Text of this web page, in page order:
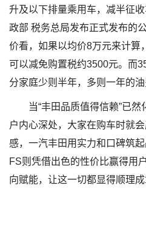
升及以下排量乘用车，减半征
政部 税务总局发布正式发布的
价看，如果以均价8万元来计算
可以减免购置税约3500元。而
分家庭少则半年，多则一年的油
当“丰田品质值得信赖”已
户内心深处，大家在购车时就
感，一汽丰田用实力和口碑筑
FS则凭借出色的性价比赢得用
向赋能，让这一切都显得顺理成